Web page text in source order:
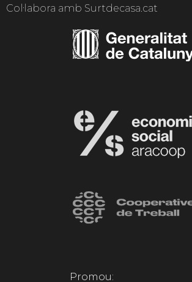
Col·labora amb Surtdecasa.cat
Promou: